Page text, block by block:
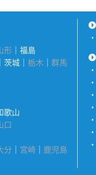
形 ｜福島
｜茨城 ｜栃木 ｜群馬
歌山
口
分 ｜ 宮崎 ｜ 鹿児島
・
・
・
・
・
・
・
・